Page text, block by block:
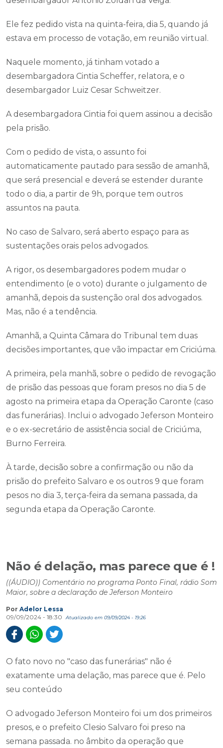
Ele fez pedido vista na quinta-feira, dia 5, quando já
estava em processo de votação, em reunião virtual.
Naquele momento, já tinham votado a
desembargadora Cintia Scheffer, relatora, e o
desembargador Luiz Cesar Schweitzer.
A desembargadora Cintia foi quem assinou a decisão
pela prisão.
Com o pedido de vista, o assunto foi
automaticamente pautado para sessão de amanhã,
que será presencial e deverá se estender durante
todo o dia, a partir de 9h, porque tem outros
assuntos na pauta.
No caso de Salvaro, será aberto espaço para as
sustentações orais pelos advogados.
A rigor, os desembargadores podem mudar o
entendimento (e o voto) durante o julgamento de
amanhã, depois da sustenção oral dos advogados.
Mas, não é a tendência.
Amanhã, a Quinta Câmara do Tribunal tem duas
decisões importantes, que vão impactar em Criciúma.
A primeira, pela manhã, sobre o pedido de revogação
de prisão das pessoas que foram presos no dia 5 de
agosto na primeira etapa da Operação Caronte (caso
das funerárias). Inclui o advogado Jeferson Monteiro
e o ex-secretário de assistência social de Criciúma,
Burno Ferreira.
À tarde, decisão sobre a confirmação ou não da
prisão do prefeito Salvaro e os outros 9 que foram
pesos no dia 3, terça-feira da semana passada, da
segunda etapa da Operação Caronte.
Não é delação, mas parece que é !
((ÁUDIO)) Comentário no programa Ponto Final, rádio Som
Maior, sobre a declaração de Jeferson Monteiro
Por Adelor Lessa
09/09/2024 - 18:30
Atualizado em 09/09/2024 - 19:26
O fato novo no "caso das funerárias" não é
exatamente uma delação, mas parece que é. Pelo
seu conteúdo
O advogado Jeferson Monteiro foi um dos primeiros
presos, e o prefeito Clesio Salvaro foi preso na
semana passada. no âmbito da operação que